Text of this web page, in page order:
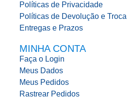
Políticas de Privacidade
Políticas de Devolução e Troca
Entregas e Prazos
MINHA CONTA
Faça o Login
Meus Dados
Meus Pedidos
Rastrear Pedidos